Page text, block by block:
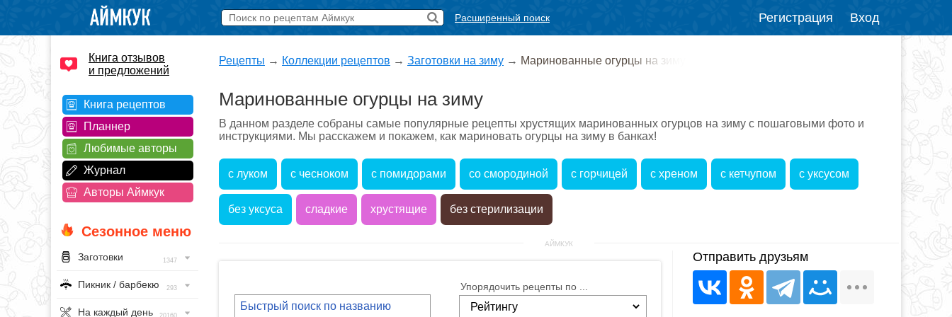
Расширенный поиск Регистрация Вход
Книга отзывов
и предложений
Книга рецептов
Планнер
Любимые авторы
Журнал
Авторы Аймкук
Сезонное меню
Заготовки 1347
Пикник / барбекю 293
На каждый день 20160
Рецепты → Коллекции рецептов → Заготовки на зиму → Маринованные огурцы на зиму
Маринованные огурцы на зиму
В данном разделе собраны самые популярные рецепты хрустящих маринованных огурцов на зиму с пошаговыми фото и
инструкциями. Мы расскажем и покажем, как мариновать огурцы на зиму в банках!
с луком с чесноком с помидорами со смородиной с горчицей с хреном с кетчупом с уксусом
без уксуса сладкие хрустящие без стерилизации
АЙМКУК
Упорядочить рецепты по ...
Отправить друзьям